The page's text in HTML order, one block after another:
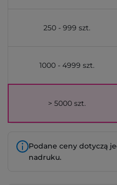
250 - 999 szt.
1000 - 4999 szt.
> 5000 szt.
Podane ceny dotyczą
nadruku.